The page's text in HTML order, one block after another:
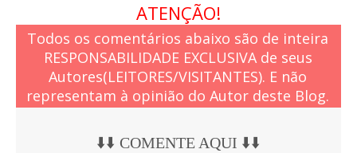
ATENÇÃO!
Todos os comentários abaixo são de inteira
RESPONSABILIDADE EXCLUSIVA de seus
Autores(LEITORES/VISITANTES). E não
representam à opinião do Autor deste Blog.
⬇️⬇️ COMENTE AQUI ⬇️⬇️